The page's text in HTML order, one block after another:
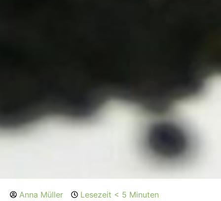
Anna Müller
Lesezeit < 5 Minuten